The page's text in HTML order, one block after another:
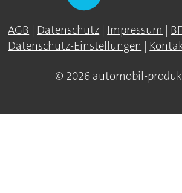
AGB | Datenschutz | Impressum |
Datenschutz-Einstellungen |
© 2026 automobil-